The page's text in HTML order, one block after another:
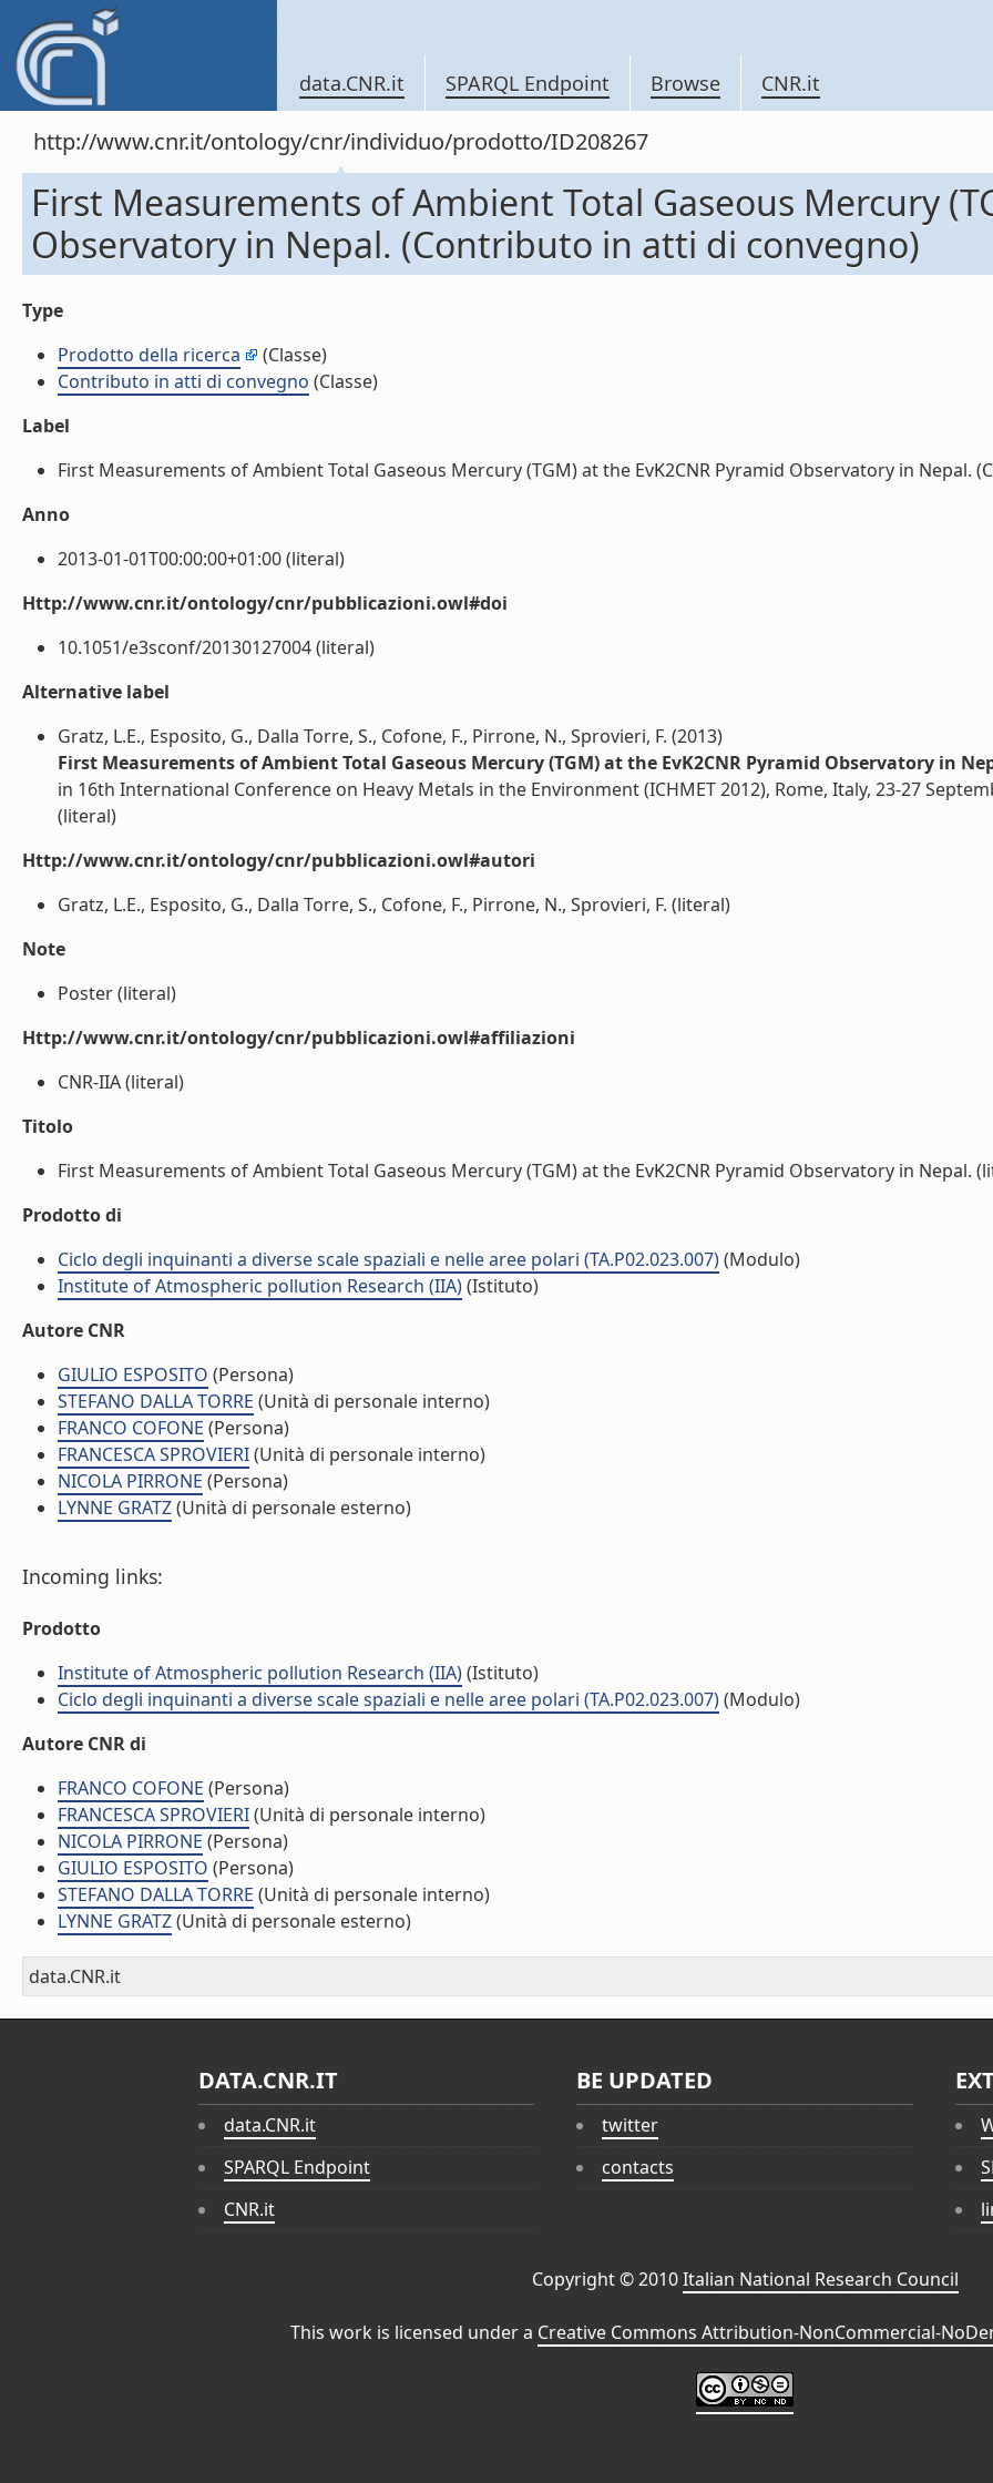
data.CNR.it SPARQL Endpoint Browse CNR.it
http://www.cnr.it/ontology/cnr/individuo/prodotto/ID208267
First Measurements of Ambient Total Gaseous Mercury
Observatory in Nepal. (Contributo in atti di convegno)
Type
Prodotto della ricerca
(Classe)
Contributo in atti di convegno (Classe)
Label
First Measurements of Ambient Total Gaseous Mercury (TGM) at the EvK2CNR Pyramid Observatory in Nepal.
Anno
2013-01-01T00:00:00+01:00 (literal)
Http://www.cnr.it/ontology/cnr/pubblicazioni.owl#doi
10.1051/e3sconf/20130127004 (literal)
Alternative label
Gratz, L.E., Esposito, G., Dalla Torre, S., Cofone, F., Pirrone, N., Sprovieri, F. (2013)
First Measurements of Ambient Total Gaseous Mercury (TGM) at the EvK2CNR Pyramid Observatory in
in 16th International Conference on Heavy Metals in the Environment (ICHMET 2012), Rome, Italy, 23-27
(literal)
Http://www.cnr.it/ontology/cnr/pubblicazioni.owl#autori
Gratz, L.E., Esposito, G., Dalla Torre, S., Cofone, F., Pirrone, N., Sprovieri, F. (literal)
Note
Poster (literal)
Http://www.cnr.it/ontology/cnr/pubblicazioni.owl#affiliazioni
CNR-IIA (literal)
Titolo
First Measurements of Ambient Total Gaseous Mercury (TGM) at the EvK2CNR Pyramid Observatory in Nepal.
Prodotto di
Ciclo degli inquinanti a diverse scale spaziali e nelle aree polari (TA.P02.023.007)(Modulo)
Institute of Atmospheric pollution Research (IIA)(Istituto)
Autore CNR
GIULIO ESPOSITO (Persona)
STEFANO DALLA TORRE (Unità di personale interno)
FRANCO COFONE (Persona)
FRANCESCA SPROVIERI(Unità di personale interno)
NICOLA PIRRONE (Persona)
LYNNE GRATZ(Unità di personale esterno)
Incoming links:
Prodotto
Institute of Atmospheric pollution Research (IIA)(Istituto)
Ciclo degli inquinanti a diverse scale spaziali e nelle aree polari (TA.P02.023.007)(Modulo)
Autore CNR di
FRANCO COFONE (Persona)
FRANCESCA SPROVIERI(Unità di personale interno)
NICOLA PIRRONE (Persona)
GIULIO ESPOSITO (Persona)
STEFANO DALLA TORRE (Unità di personale interno)
LYNNE GRATZ(Unità di personale esterno)
data.CNR.it
DATA.CNR.IT
data.CNR.it
SPARQL Endpoint
CNR.it
BE UPDATED
twitter
contacts
Copyright © 2010Italian National Research Council
This work is licensed under a Creative Commons Attribution-NonCommercial-